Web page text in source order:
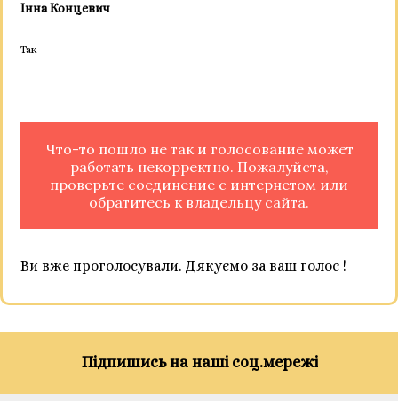
Інна Концевич
Так
Что-то пошло не так и голосование может
работать некорректно. Пожалуйста,
проверьте соединение с интернетом или
обратитесь к владельцу сайта.
Ви вже проголосували. Дякуємо за ваш голос !
Підпишись на наші соц.мережі